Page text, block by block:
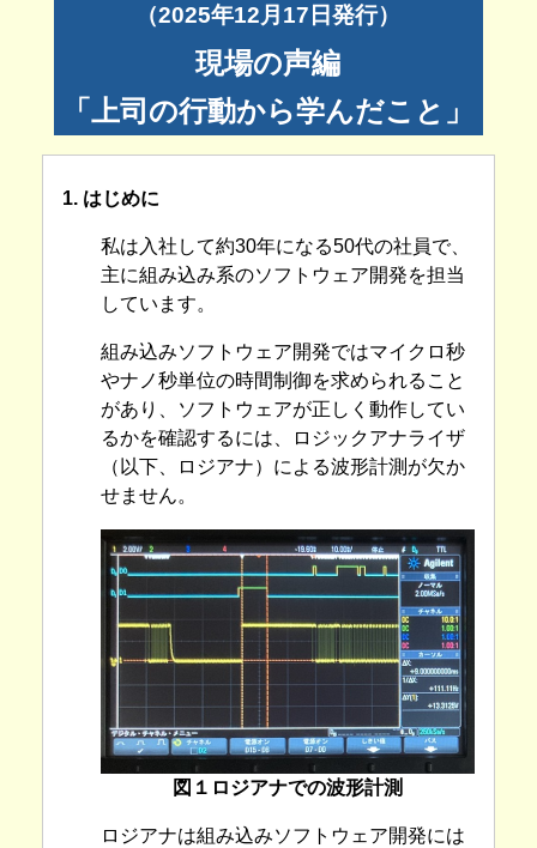
（2025年12月17日発行）
現場の声編
「上司の行動から学んだこと」
1. はじめに
私は入社して約30年になる50代の社員で、
主に組み込み系のソフトウェア開発を担当
しています。
組み込みソフトウェア開発ではマイクロ秒
やナノ秒単位の時間制御を求められること
があり、ソフトウェアが正しく動作してい
るかを確認するには、ロジックアナライザ
（以下、ロジアナ）による波形計測が欠か
せません。
図１ロジアナでの波形計測
ロジアナは組み込みソフトウェア開発には